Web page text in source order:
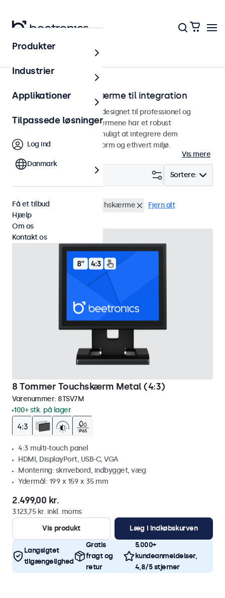
Hjem
Indbyggede touchskærme til integration
Indbyggede touchskærme designet til professionel og
kontinuerlig brug. Touchskærmene har et robust
metalkabinet, der gør det muligt at integrere dem
problemfrit i enhver brugsform og ethvert miljø.
Vis mere
Sortere:
Indbygget 8 tommer touchskærme Fjern alt
8 Tommer Touchskærm Metal (4:3)
Varenummer: 8TSV7M
100+ stk. på lager
4:3 multi-touch panel
HDMI, DisplayPort, USB-C, VGA
Montering: skrivebord, indbygget, væg
Ydermål: 199 x 159 x 35 mm
2.499,00 kr.
3.123,75 kr. inkl. moms
Vis produkt
Læg i indkøbskurven
Langsigtet
tilgængelighed
Gratis
fragt og
retur
5.000+
kundeanmeldelser,
4,8/5 stjerner
Produkter
Industrier
Applikationer
Tilpassede løsninger
Log ind
Danmark
Få et tilbud
Hjælp
Om os
Kontakt os